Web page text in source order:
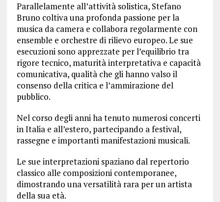
Parallelamente all’attività solistica, Stefano
Bruno coltiva una profonda passione per la
musica da camera e collabora regolarmente con
ensemble e orchestre di rilievo europeo. Le sue
esecuzioni sono apprezzate per l’equilibrio tra
rigore tecnico, maturità interpretativa e capacità
comunicativa, qualità che gli hanno valso il
consenso della critica e l’ammirazione del
pubblico.
Nel corso degli anni ha tenuto numerosi concerti
in Italia e all’estero, partecipando a festival,
rassegne e importanti manifestazioni musicali.
Le sue interpretazioni spaziano dal repertorio
classico alle composizioni contemporanee,
dimostrando una versatilità rara per un artista
della sua età.